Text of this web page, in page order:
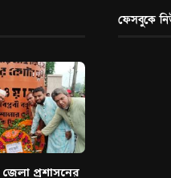
প্রশাসনের
ফেসবুকে